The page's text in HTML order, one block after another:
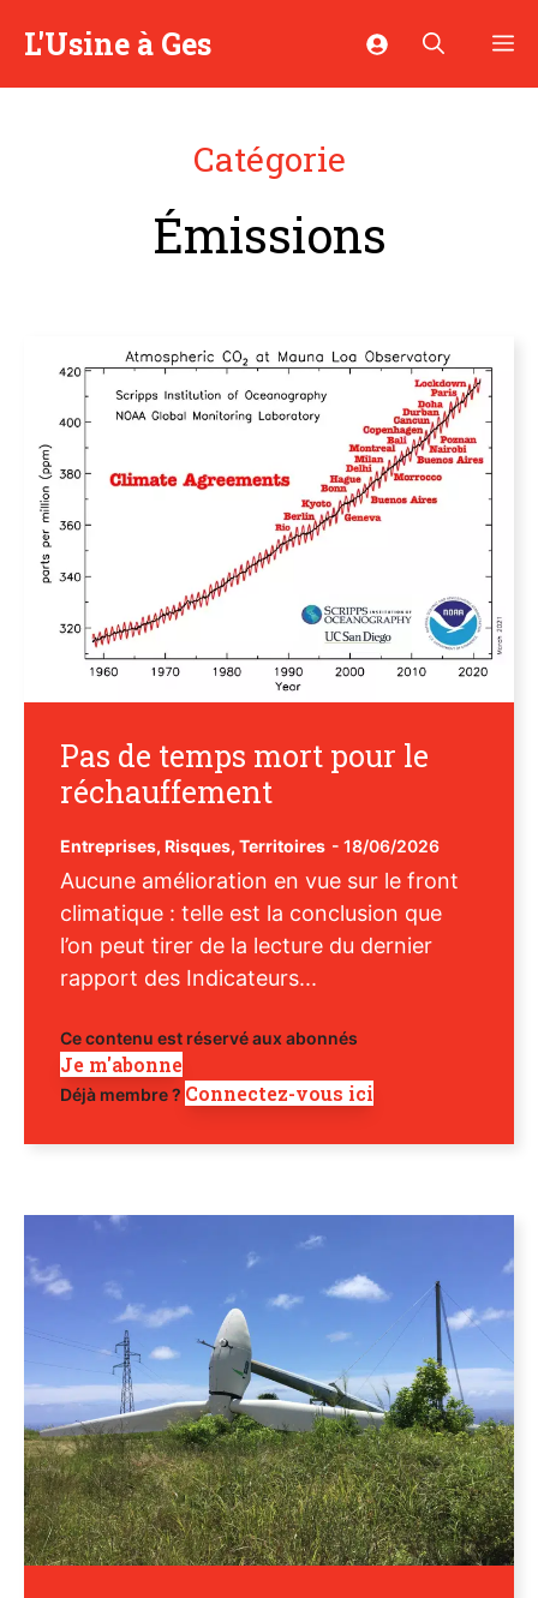
L'Usine à Ges
Catégorie
Émissions
Pas de temps mort pour le
réchauffement
Entreprises, Risques, Territoires - 18/06/2026
Aucune amélioration en vue sur le front
climatique : telle est la conclusion que
l’on peut tirer de la lecture du dernier
rapport des Indicateurs...
Ce contenu est réservé aux abonnés
Je m'abonne
Déjà membre ? Connectez-vous ici